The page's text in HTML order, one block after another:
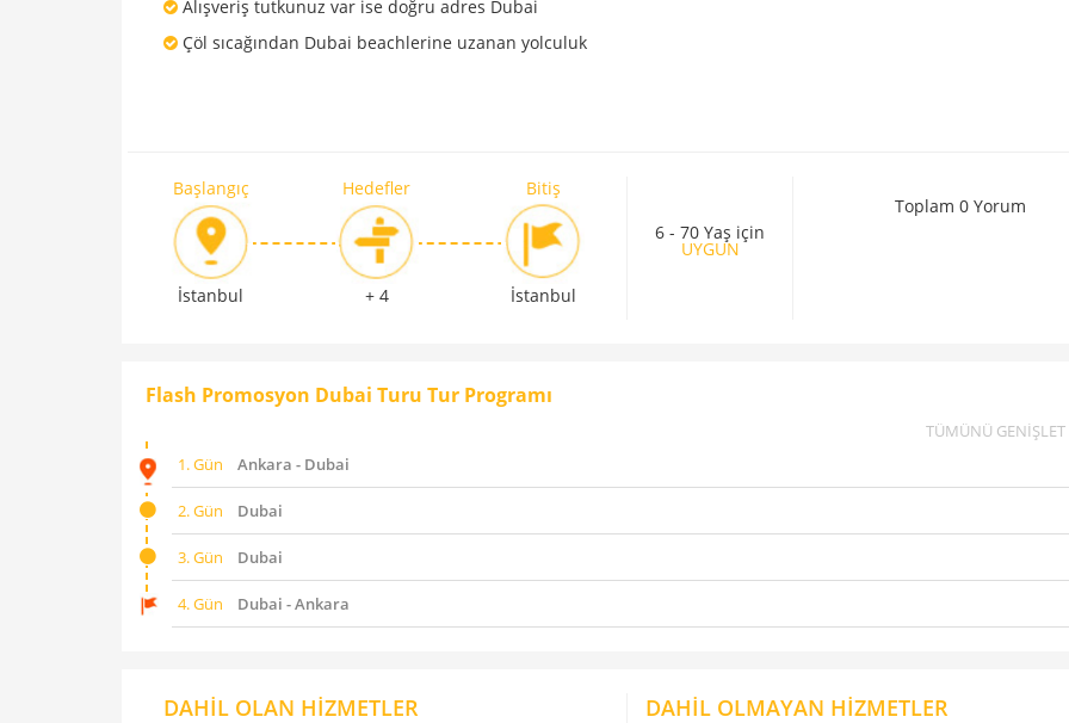
Alışveriş tutkunuz var ise doğru adres Dubai
Çöl sıcağından Dubai beachlerine uzanan yolculuk
Başlangıç
İstanbul
Hedefler
+ 4
Bitiş
İstanbul
6 - 70 Yaş için
UYGUN
Toplam 0 Yorum
Flash Promosyon Dubai Turu Tur Programı
TÜMÜNÜ GENİŞLET
1. Gün
Ankara - Dubai
2. Gün Dubai
3. Gün Dubai
4. Gün Dubai - Ankara
DAHİL OLAN HİZMETLER DAHİL OLMAYAN HİZMETLER